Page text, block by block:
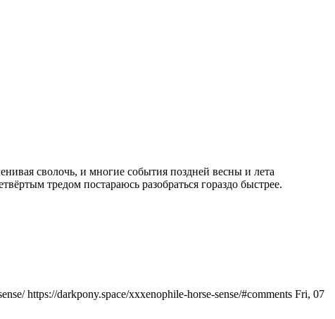
сволочь, и многие события поздней весны и лета
тредом постараюсь разобраться гораздо быстрее.
https://darkpony.space/xxxenophile-horse-sense/#comments Fri, 07